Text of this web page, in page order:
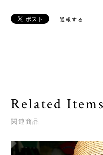
通報する
Related Items
関連商品